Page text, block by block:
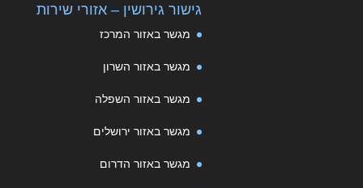
גישור גירושין – אזורי שירות
מגשר באזור המרכז
מגשר באזור השרון
מגשר באזור השפלה
מגשר באזור ירושלים
מגשר באזור הדרום